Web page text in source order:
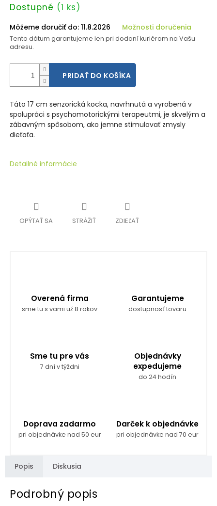
Jednotková
Dostupné (1 ks)
Môžeme doručiť do: 11.8.2026 Možnosti doručenia
Tento dátum garantujeme len pri dodaní kuriérom na Vašu
adresu.
PRIDAŤ DO KOŠÍKA
Táto 17 cm senzorická kocka, navrhnutá a vyrobená v
spolupráci s psychomotorickými terapeutmi, je skvelým a
zábavným spôsobom, ako jemne stimulovať zmysly
dieťaťa.
Detailné informácie
OPÝTAŤ SA STRÁŽIŤ ZDIEĽAŤ
Overená firma
sme tu s vami už 8 rokov
Garantujeme
dostupnosť tovaru
Sme tu pre vás
7 dní v týždni
Objednávky
expedujeme
do 24 hodín
Doprava zadarmo
pri objednávke nad 50 eur
Darček k objednávke
pri objednávke nad 70 eur
Popis Diskusia
Podrobný popis